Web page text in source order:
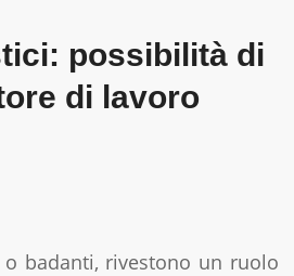
possibilità di
di lavoro
badanti, rivestono un ruolo